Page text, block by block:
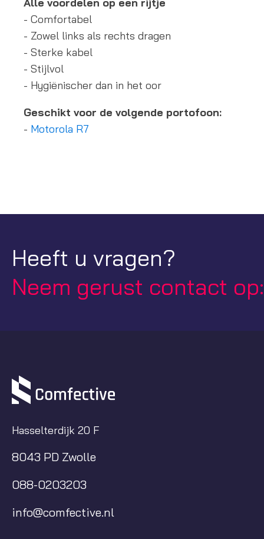
Alle voordelen op een rijtje
- Comfortabel
- Zowel links als rechts dragen
- Sterke kabel
- Stijlvol
- Hygiënischer dan in het oor
Geschikt voor de volgende portofoon:
- Motorola R7
Heeft u vragen?
Neem gerust contact op:
Hasselterdijk 20 F
8043 PD Zwolle
088-0203203
info@comfective.nl